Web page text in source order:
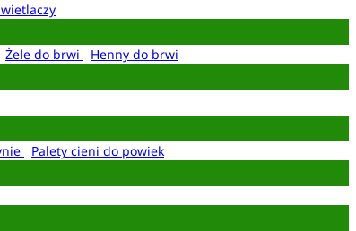
Żele do brwi
Henny do brwi
Palety cieni do powiek